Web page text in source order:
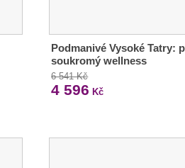
Podmanivé Vysoké Tatry:
soukromý wellness
6 541 Kč
4 596 Kč